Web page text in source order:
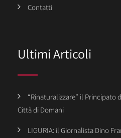
Contatti
Ultimi Articoli
“Rinaturalizzare” il Principato
Città di Domani
LIGURIA: il Giornalista Dino